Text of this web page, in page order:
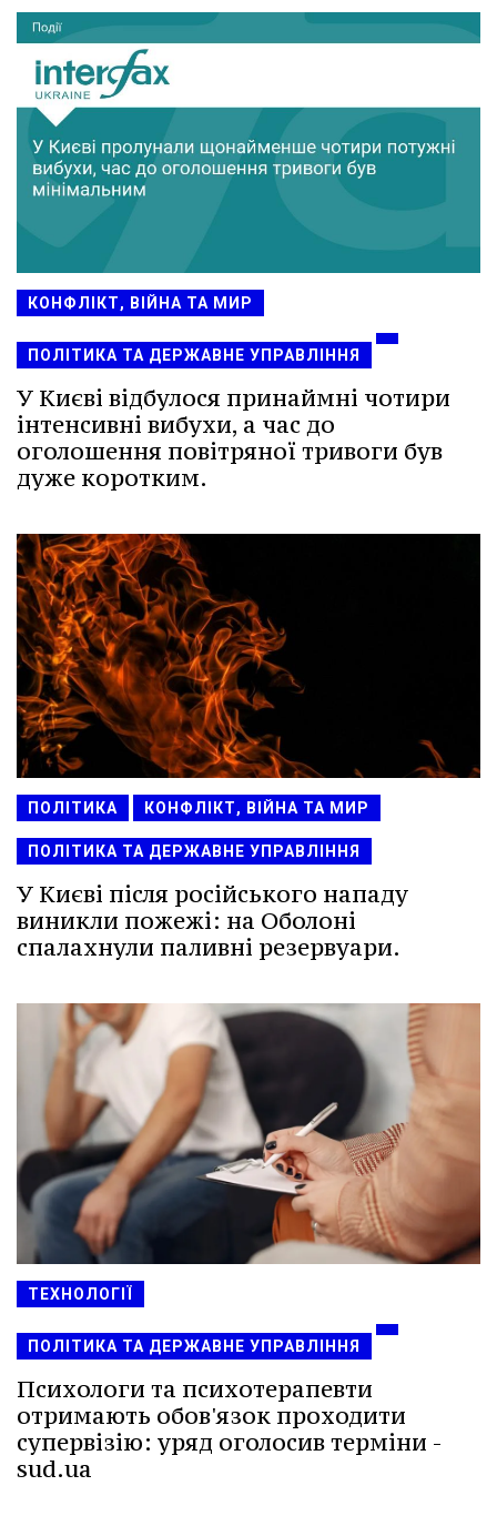
КОНФЛІКТ, ВІЙНА ТА МИР
ПОЛІТИКА ТА ДЕРЖАВНЕ УПРАВЛІННЯ
У Києві відбулося принаймні чотири
інтенсивні вибухи, а час до
оголошення повітряної тривоги був
дуже коротким.
ПОЛІТИКА КОНФЛІКТ, ВІЙНА ТА МИР
ПОЛІТИКА ТА ДЕРЖАВНЕ УПРАВЛІННЯ
У Києві після російського нападу
виникли пожежі: на Оболоні
спалахнули паливні резервуари.
ТЕХНОЛОГІЇ
ПОЛІТИКА ТА ДЕРЖАВНЕ УПРАВЛІННЯ
Психологи та психотерапевти
отримають обов'язок проходити
супервізію: уряд оголосив терміни -
sud.ua